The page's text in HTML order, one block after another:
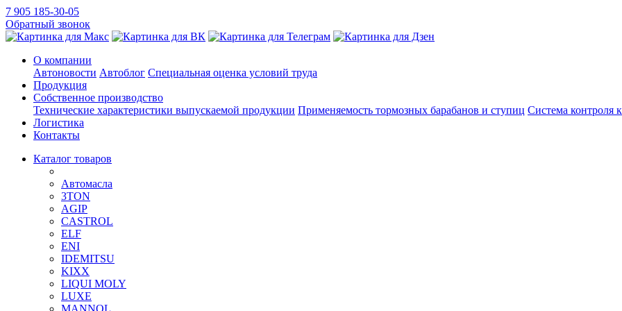
7 905 185-30-05
Обратный звонок
О компании
Автоновости Автоблог Специальная оценка условий труда
Продукция
Собственное производство
Технические характеристики выпускаемой продукции Применяемость тормозных барабанов и ступиц Система контроля
Логистика
Контакты
Каталог товаров
Автомасла
3TON
AGIP
CASTROL
ELF
ENI
IDEMITSU
KIXX
LIQUI MOLY
LUXE
MANNOL